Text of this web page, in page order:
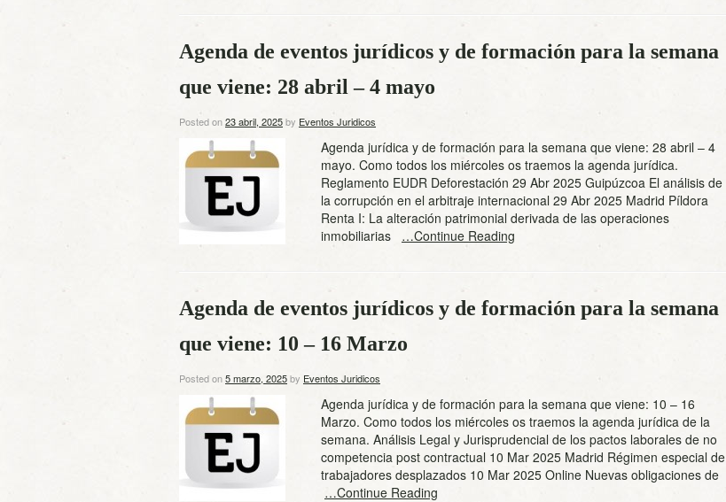
Agenda de eventos jurídicos y de formación para la semana
que viene: 28 abril – 4 mayo
Posted on23 abril, 2025by Eventos Juridicos
Agenda jurídica y de formación para la semana que viene: 28 abril – 4
mayo. Como todos los miércoles os traemos la agenda jurídica.
Reglamento EUDR Deforestación 29 Abr 2025 Guipúzcoa El análisis de
la corrupción en el arbitraje internacional 29 Abr 2025 Madrid Píldora
Renta I: La alteración patrimonial derivada de las operaciones
inmobiliarias …Continue Reading
Agenda de eventos jurídicos y de formación para la semana
que viene: 10 – 16 Marzo
Posted on5 marzo, 2025by Eventos Juridicos
Agenda jurídica y de formación para la semana que viene: 10 – 16
Marzo. Como todos los miércoles os traemos la agenda jurídica de la
semana. Análisis Legal y Jurisprudencial de los pactos laborales de no
competencia post contractual 10 Mar 2025 Madrid Régimen especial de
trabajadores desplazados 10 Mar 2025 Online Nuevas obligaciones de
…Continue Reading